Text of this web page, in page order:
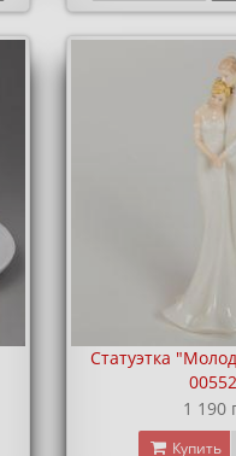
Статуэтка
1 190
Купить